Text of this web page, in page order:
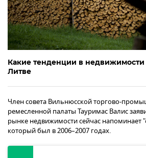
Какие тенденции в недвижимости
Литве
Член совета Вильнюсской торгово-
ремесленной палаты Тауримас Валис
рынке недвижимости сейчас напоминает
который был в 2006–2007 годах.